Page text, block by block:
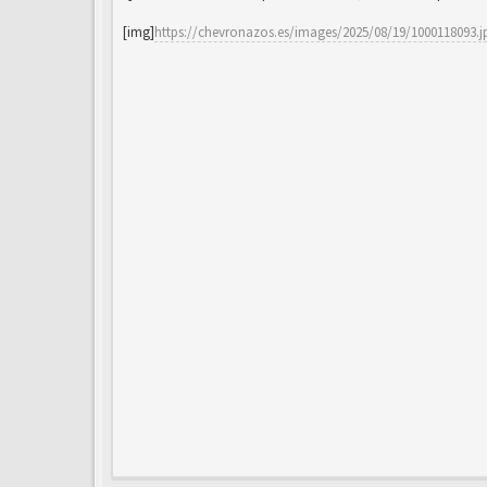
[img]https://chevronazos.es/images/2025/08/19/